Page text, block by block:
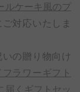
ルケーキ風のプ
対応いたしま
の贈り物向け
ラワーギフト
届くギフトセッ